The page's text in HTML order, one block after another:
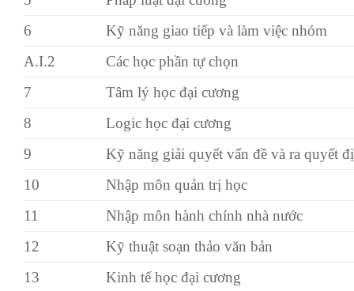
6
Kỹ năng giao tiếp và làm việc nhóm
A.I.2
Các học phần tự chọn
7
Tâm lý học đại cương
8
Logic học đại cương
9
Kỹ năng giải quyết vấn đề và ra quyết
10
Nhập môn quản trị học
11
Nhập môn hành chính nhà nước
12
Kỹ thuật soạn thảo văn bản
13
Kinh tế học đại cương